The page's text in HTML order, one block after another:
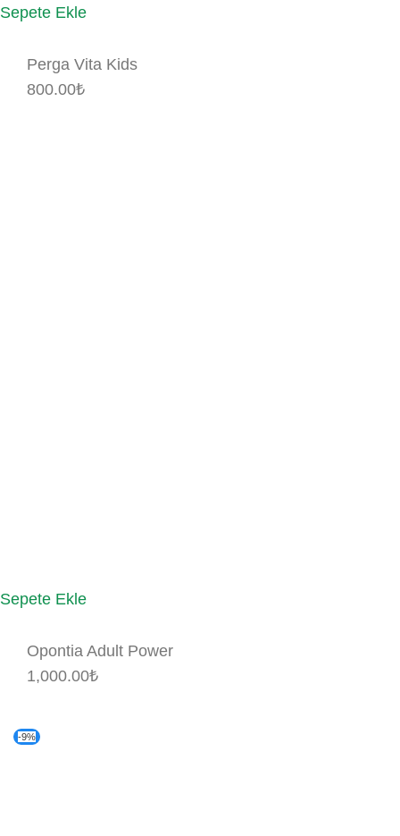
Sepete Ekle
Perga Vita Kids
800.00₺
Sepete Ekle
Opontia Adult Power
1,000.00₺
-9%